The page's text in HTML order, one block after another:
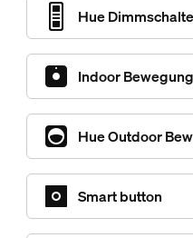
Hue
Indoor
Hue Outdoor
Smart button